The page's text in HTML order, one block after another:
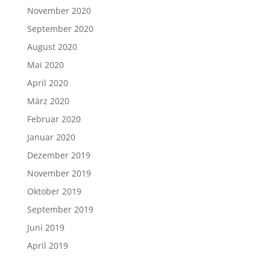
November 2020
September 2020
August 2020
Mai 2020
April 2020
März 2020
Februar 2020
Januar 2020
Dezember 2019
November 2019
Oktober 2019
September 2019
Juni 2019
April 2019